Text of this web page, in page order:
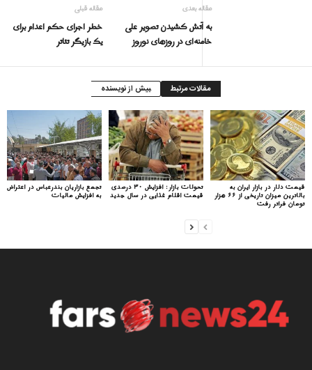
مقاله قبلی
خطر اجرای حکم اعدام براى
یک بازیگر تئاتر
مقاله بعدی
به آتش کشیدن تصویر علی
خامنه‌ای در روزهای نوروز
مقالات مرتبط بیش از نویسنده
تجمع بازاریان بندرعباس در اعتراض
به افزایش مالیات
تحولات بازار: افزایش ۳۰ درصدی
قیمت اقلام غذایی در سال جدید
قیمت دلار در بازار ایران به
بالاترین میزان تاریخی از ۶۶ هزار
تومان فراتر رفت